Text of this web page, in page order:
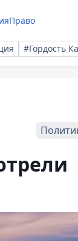
Право
#Гордость